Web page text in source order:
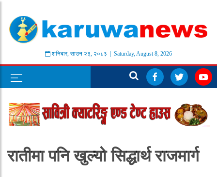
शनिबार, साउन २३, २०८३ | Saturday, August 8, 2026
रातीमा पनि खुल्यो सिद्धार्थ राजमार्ग